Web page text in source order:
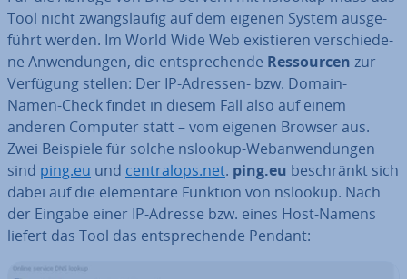
Tool nicht zwangs­läu­fig auf dem eigenen System aus­ge­
führt werden. Im World Wide Web exis­tie­ren ver­schie­de­
ne An­wen­dun­gen, die ent­spre­chen­de Res­sour­cen zur
Verfügung stellen: Der IP-Adressen- bzw. Domain-
Namen-Check findet in diesem Fall also auf einem
anderen Computer statt – vom eigenen Browser aus.
Zwei Beispiele für solche nslookup-Web­an­wen­dun­gen
sind ping.eu und cen­tra­lops.net. ping.eu be­schränkt sich
dabei auf die ele­men­ta­re Funktion von nslookup. Nach
der Eingabe einer IP-Adresse bzw. eines Host-Namens
liefert das Tool das ent­spre­chen­de Pendant: